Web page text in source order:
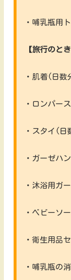
・哺乳瓶用
【旅行のと
・肌着(日数
・ロンパー
・スタイ(日
・ガーゼハ
・沐浴用ガ
・ベビーソ
・衛生用品
・哺乳瓶の